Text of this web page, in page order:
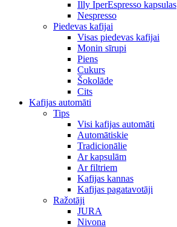
Illy IperEspresso kapsulas
Nespresso
Piedevas kafijai
Visas piedevas kafijai
Monin sīrupi
Piens
Cukurs
Šokolāde
Cits
Kafijas automāti
Tips
Visi kafijas automāti
Automātiskie
Tradicionālie
Ar kapsulām
Ar filtriem
Kafijas kannas
Kafijas pagatavotāji
Ražotāji
JURA
Nivona